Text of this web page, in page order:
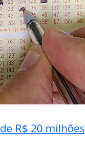
R$ 20 milhões